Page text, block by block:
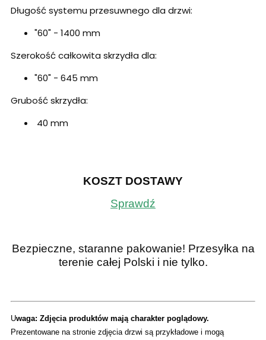
Długość systemu przesuwnego dla drzwi:
"60" - 1400 mm
Szerokość całkowita skrzydła dla:
"60" - 645 mm
Grubość skrzydła:
40 mm
KOSZT DOSTAWY
Sprawdź
Bezpieczne, staranne pakowanie! Przesyłka na
terenie całej Polski i nie tylko.
Uwaga: Zdjęcia produktów mają charakter poglądowy.
Prezentowane na stronie zdjęcia drzwi są przykładowe i mogą